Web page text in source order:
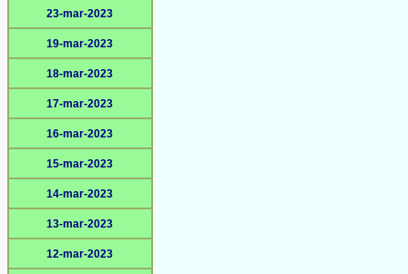
23-mar-2023
19-mar-2023
18-mar-2023
17-mar-2023
16-mar-2023
15-mar-2023
14-mar-2023
13-mar-2023
12-mar-2023